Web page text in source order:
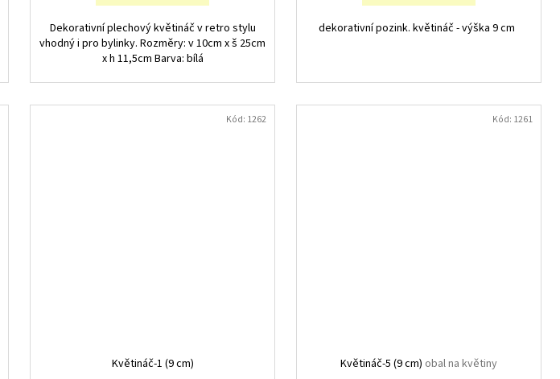
Dekorativní plechový květináč v retro stylu
vhodný i pro bylinky. Rozměry: v 10cm x š 25cm
x h 11,5cm Barva: bílá
dekorativní pozink. květináč - výška 9 cm
Květináč-1 (9 cm)
Kód: 1262
Květináč-5 (9 cm) obal na květiny
Kód: 1261